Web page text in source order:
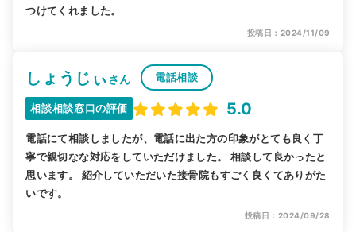
つけてくれました。
投稿日：2024/11/09
しょうじぃさん 電話相談
相談相談窓口の評価 5.0
電話にて相談しましたが、電話に出た方の印象がとても良く丁
寧で親切なな対応をしていただけました。 相談して良かったと
思います。 紹介していただいた接骨院もすごく良くてありがた
いです。
投稿日：2024/09/28